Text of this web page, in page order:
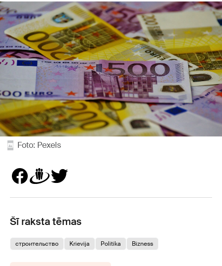
Foto: Pexels
Šī raksta tēmas
строительство Krievija Politika Bizness